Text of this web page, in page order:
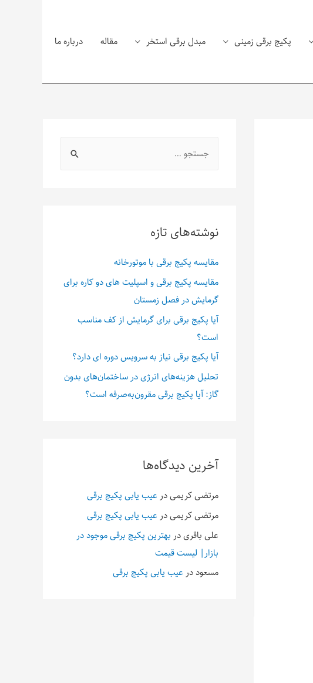
پکیج برقی زمینی مبدل برقی استخر مقاله درباره ما
نوشته‌های تازه
مقایسه پکیج برقی با موتورخانه
مقایسه پکیج برقی و اسپلیت های دو کاره برای
گرمایش در فصل زمستان
آیا پکیج برقی برای گرمایش از کف مناسب
است؟
آیا پکیج برقی نیاز به سرویس دوره ای دارد؟
تحلیل هزینه‌های انرژی در ساختمان‌های بدون
گاز: آیا پکیج برقی مقرون‌به‌صرفه است؟
آخرین دیدگاه‌ها
مرتضی کریمیدر عیب یابی پکیج برقی
مرتضی کریمیدر عیب یابی پکیج برقی
علی باقریدر بهترین پکیج برقی موجود در
بازار| لیست قیمت
مسعوددر عیب یابی پکیج برقی